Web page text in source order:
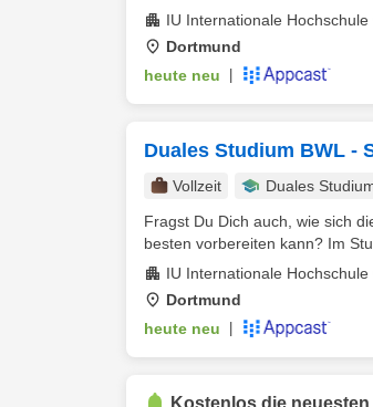
IU Internationale Hochschule
Dortmund
heute neu
Duales Studium BWL -
Vollzeit
Duales
Fragst Du Dich auch, wie sich
besten vorbereiten kann? Im
IU Internationale Hochschule
Dortmund
heute neu
Kostenlos die neuesten